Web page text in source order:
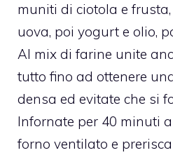
muniti di ciotola e
uova, poi yogurt e olio,
Al mix di farine unite
tutto fino ad ottenere
densa ed evitate che si
Infornate per 40 minuti
forno ventilato e